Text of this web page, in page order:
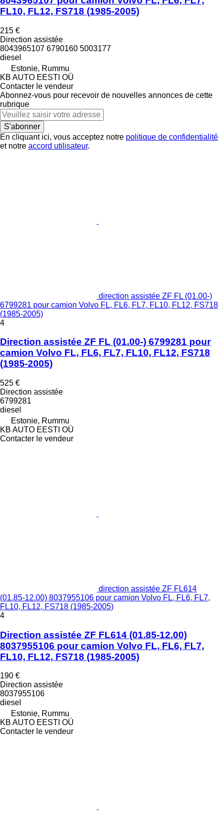
FL10, FL12, FS718 (1985-2005)
215 €
Direction assistée
8043965107 6790160 5003177
diesel
Estonie, Rummu
KB AUTO EESTI OÜ
Contacter le vendeur
Abonnez-vous pour recevoir de nouvelles annonces de cette
rubrique
S'abonner
En cliquant ici, vous acceptez notre politique de confidentialité
et notre accord utilisateur.
direction assistée ZF FL (01.00-)
6799281 pour camion Volvo FL, FL6, FL7, FL10, FL12, FS718
(1985-2005)
4
Direction assistée ZF FL (01.00-) 6799281 pour
camion Volvo FL, FL6, FL7, FL10, FL12, FS718
(1985-2005)
525 €
Direction assistée
6799281
diesel
Estonie, Rummu
KB AUTO EESTI OÜ
Contacter le vendeur
direction assistée ZF FL614
(01.85-12.00) 8037955106 pour camion Volvo FL, FL6, FL7,
FL10, FL12, FS718 (1985-2005)
4
Direction assistée ZF FL614 (01.85-12.00)
8037955106 pour camion Volvo FL, FL6, FL7,
FL10, FL12, FS718 (1985-2005)
190 €
Direction assistée
8037955106
diesel
Estonie, Rummu
KB AUTO EESTI OÜ
Contacter le vendeur